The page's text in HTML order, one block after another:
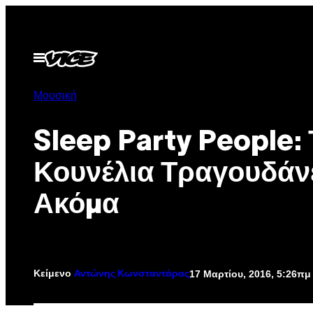
περιεχόμενο
Ανοίξτε
το
Μουσική
Sleep Party People:
Κουνέλια
Ακόμα
Κείμενο Αντώνης Κωνσταντάρας17 Μαρτίου, 2016, 5:26πμ